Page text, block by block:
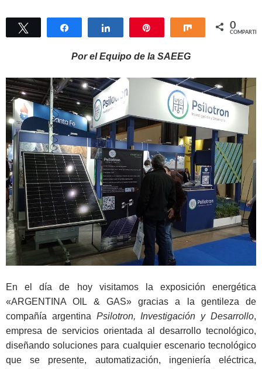
Twittear Compartir Compartir Compartir
0
COMPARTIR
Por el Equipo de la SAEEG
En el día de hoy visitamos la exposición energética
«ARGENTINA OIL & GAS» gracias a la gentileza de
compañía argentina Psilotron, Investigación y Desarrollo,
empresa de servicios orientada al desarrollo tecnológico,
diseñando soluciones para cualquier escenario tecnológico
que se presente, automatización, ingeniería eléctrica,